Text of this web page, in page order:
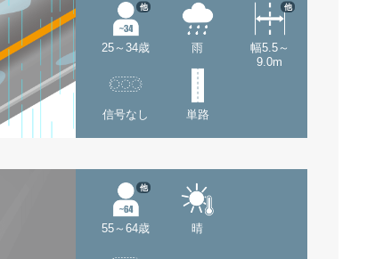
25～34歳
他
雨
幅5.5～
9.0m
他
信号なし 単路
55～64歳
他
晴